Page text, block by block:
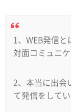
1、WEB発信
対面コミュニ
2、本当に出会
て発信をして